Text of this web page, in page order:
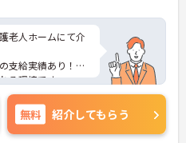
老人ホームにて介
支給実績あり！頑
る環境です。
ントなど、さらに
軽にご相談くださ
無料 紹介してもらう